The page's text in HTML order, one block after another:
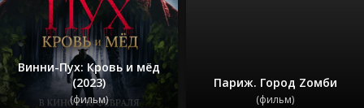
Винни-Пух: Кровь и мёд
(2023)
(фильм)
Париж. Город Zомби
(фильм)